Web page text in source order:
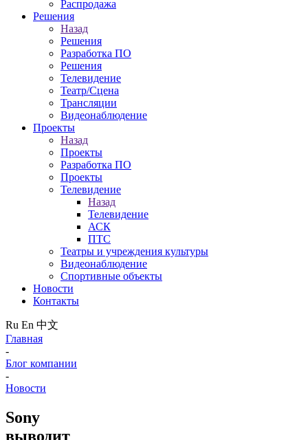
Распродажа
Решения
Назад
Решения
Разработка ПО
Решения
Телевидение
Театр/Сцена
Трансляции
Видеонаблюдение
Проекты
Назад
Проекты
Разработка ПО
Проекты
Телевидение
Назад
Телевидение
АСК
ПТС
Театры и учреждения культуры
Видеонаблюдение
Спортивные объекты
Новости
Контакты
Ru En 中文
Главная
-
Блог компании
-
Новости
Sony
выводит